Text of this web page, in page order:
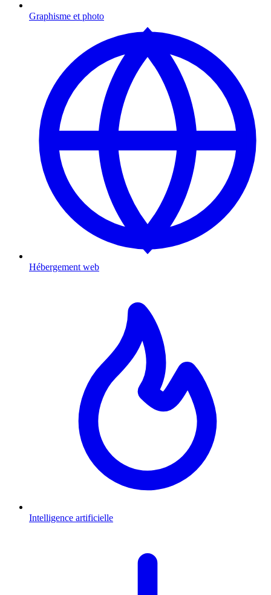
Graphisme et photo
Hébergement web
Intelligence artificielle